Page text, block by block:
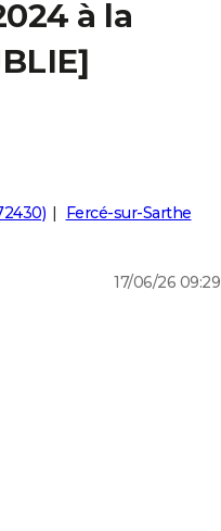
à la
Fercé-sur-Sarthe
17/06/26 09:29